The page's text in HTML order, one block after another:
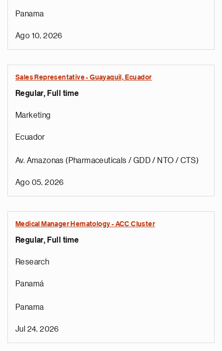
Panama
Ago 10, 2026
Sales Representative - Guayaquil, Ecuador
Regular, Full time
Marketing
Ecuador
Av. Amazonas (Pharmaceuticals / GDD / NTO / CTS)
Ago 05, 2026
Medical Manager Hematology - ACC Cluster
Regular, Full time
Research
Panamá
Panama
Jul 24, 2026